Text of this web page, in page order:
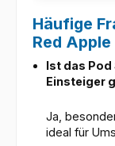
Häufige
Red Apple
Ist das Pod
Einsteiger
Ja,
ideal für